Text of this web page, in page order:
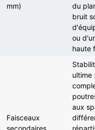
mm)
du
bruit
ou
haute
Faisceaux
secondaires
ultime
aux